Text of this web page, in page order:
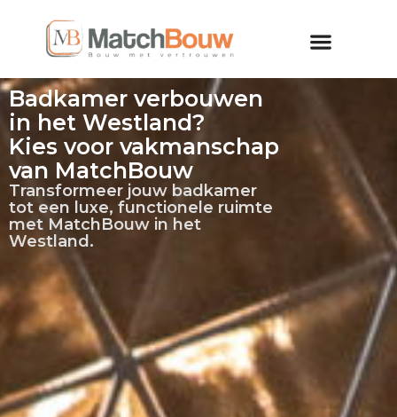
Badkamer verbouwen
in het Westland?
Kies voor vakmanschap
van MatchBouw
Transformeer jouw badkamer
tot een luxe, functionele ruimte
met MatchBouw in het
Westland.